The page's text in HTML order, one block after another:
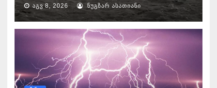
ᲐᲒᲕ 8, 2026 ᲜᲣᲒᲖᲐᲠ ᲐᲡᲐᲗᲘᲐᲜᲘ